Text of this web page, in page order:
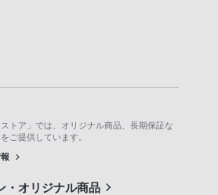
トア」では、オリジナル商品、長期保証な
ご提供しています。
・オリジナル商品